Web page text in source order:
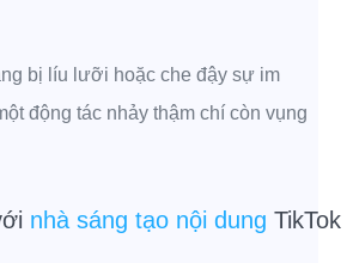
bị líu lưỡi hoặc che đậy sự im
động tác nhảy thậm chí còn vụng
nhà sáng tạo nội dung